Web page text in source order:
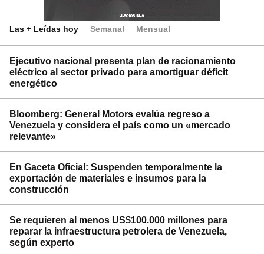
Las + Leídas hoy Semanal Mensual
Ejecutivo nacional presenta plan de racionamiento
eléctrico al sector privado para amortiguar déficit
energético
Bloomberg: General Motors evalúa regreso a
Venezuela y considera el país como un «mercado
relevante»
En Gaceta Oficial: Suspenden temporalmente la
exportación de materiales e insumos para la
construcción
Se requieren al menos US$100.000 millones para
reparar la infraestructura petrolera de Venezuela,
según experto